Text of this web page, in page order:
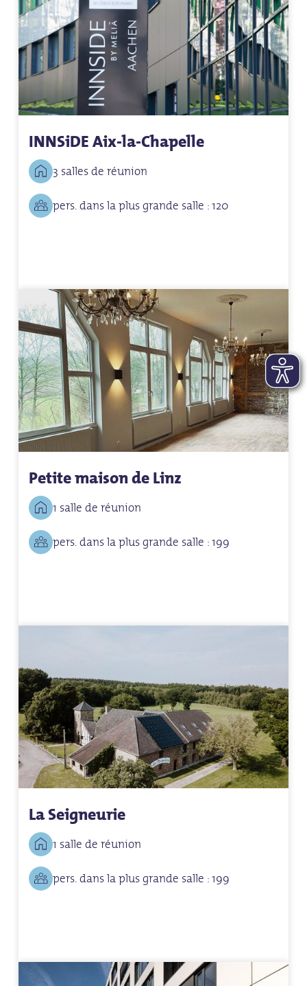
INNSiDE Aix-la-Chapelle
3 salles de réunion
pers. dans la plus grande salle : 120
Petite maison de Linz
1 salle de réunion
pers. dans la plus grande salle : 199
La Seigneurie
1 salle de réunion
pers. dans la plus grande salle : 199